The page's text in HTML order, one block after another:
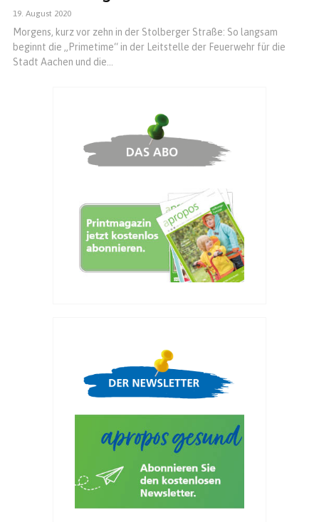
19. August 2020
Morgens, kurz vor zehn in der Stolberger Straße: So langsam
beginnt die „Primetime“ in der Leitstelle der Feuerwehr für die
Stadt Aachen und die...